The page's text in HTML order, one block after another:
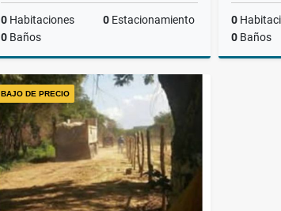
0 Habitaciones 0 Estacionamiento
0 Baños
Venta
US$2,300,000
0
0Baños
BAJO DE PRECIO